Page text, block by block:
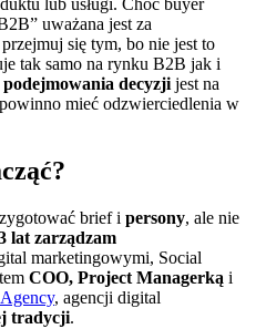
lub usługi. Choć buyer
uważana jest za
się tym, bo nie jest to
tak samo na rynku B2B jak i
podejmowania decyzjijest na
mieć odzwierciedlenia w
brief i persony, ale nie
lat zarządzam
marketingowymi, Social
COO, Project Managerką i
, agencji digital
tradycji.